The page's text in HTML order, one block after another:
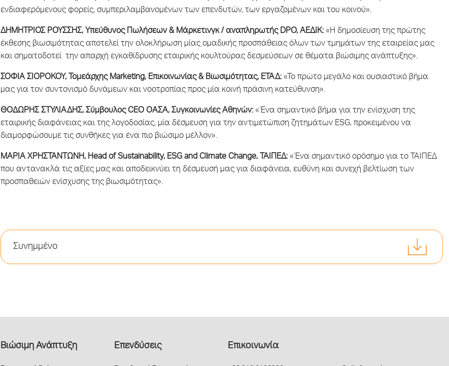
ενδιαφερόμενους φορείς, συμπεριλαμβανομένων των επενδυτών, των εργαζομένων και του κοινού».
ΔΗΜΗΤΡΙΟΣ ΡΟΥΣΣΗΣ, Υπεύθυνος Πωλήσεων & Μάρκετινγκ / αναπληρωτής DPO, ΑΕΔΙΚ: «Η δημοσίευση της πρώτης
έκθεσης βιωσιμότητας αποτελεί την ολοκλήρωση μίας ομαδικής προσπάθειας όλων των τμημάτων της εταιρείας μας
και σηματοδοτεί την απαρχή εγκαθίδρυσης εταιρικής κουλτούρας δεσμεύσεων σε θέματα βιώσιμης ανάπτυξης».
ΣΟΦΙΑ ΣΙΟΡΟΚΟΥ, Τομεάρχης Marketing, Επικοινωνίας & Βιωσιμότητας, ΕΤΑΔ: «Το πρώτο μεγάλο και ουσιαστικό βήμα
μας για τον συντονισμό δυνάμεων και νοοτροπίας προς μία κοινή πράσινη κατεύθυνση».
ΘΟΔΩΡΗΣ ΣΤΥΛΙΑΔΗΣ, Σύμβουλος CEO ΟΑΣΑ, Συγκοινωνίες Αθηνών: «Ένα σημαντικό βήμα για την ενίσχυση της
εταιρικής διαφάνειας και της λογοδοσίας, μία δέσμευση για την αντιμετώπιση ζητημάτων ESG, προκειμένου να
διαμορφώσουμε τις συνθήκες για ένα πιο βιώσιμο μέλλον».
ΜΑΡΙΑ ΧΡΗΣΤΑΝΤΩΝΗ, Head of Sustainability, ESG and Climate Change, ΤΑΙΠΕΔ: «Ένα σημαντικό ορόσημο για το ΤΑΙΠΕΔ
που αντανακλά τις αξίες μας και αποδεικνύει τη δέσμευσή μας για διαφάνεια, ευθύνη και συνεχή βελτίωση των
προσπαθειών ενίσχυσης της βιωσιμότητας».
Συνημμένο
Βιώσιμη Ανάπτυξη Επενδύσεις Επικοινωνία